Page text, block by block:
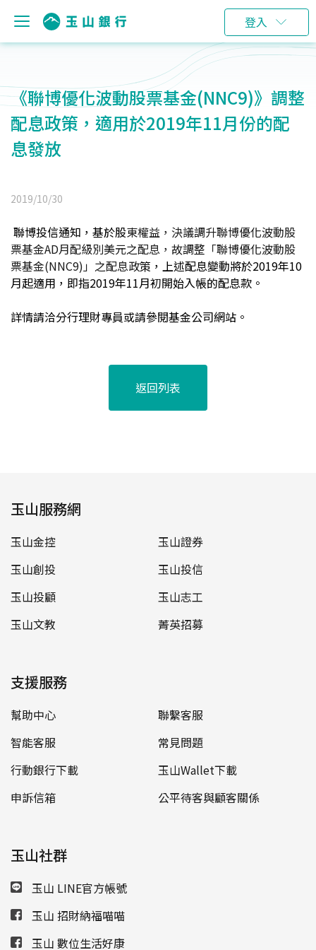
登入
《聯博優化波動股票基金(NNC9)》調整
配息政策，適用於2019年11月份的配
息發放
2019/10/30
聯博投信通知，基於股東權益，決議調升聯博優化波動股
票基金AD月配級別美元之配息，故調整「聯博優化波動股
票基金(NNC9)」之配息政策，上述配息變動將於2019年10
月起適用，即指2019年11月初開始入帳的配息款。
詳情請洽分行理財專員或請參閱基金公司網站。
返回列表
玉山服務網
玉山金控
玉山證券
玉山創投
玉山投信
玉山投顧
玉山志工
玉山文教
菁英招募
支援服務
幫助中心
聯繫客服
智能客服
常見問題
行動銀行下載
玉山Wallet下載
申訴信箱
公平待客與顧客關係
玉山社群
玉山 LINE官方帳號
玉山 招財納福喵喵
玉山 數位生活好康